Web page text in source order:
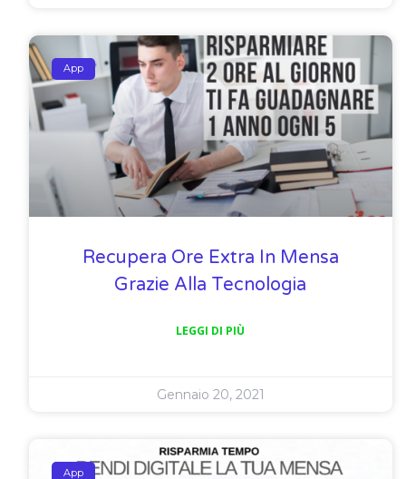
App
Recupera Ore Extra In Mensa
Grazie Alla Tecnologia
LEGGI DI PIÙ
Gennaio 20, 2021
App